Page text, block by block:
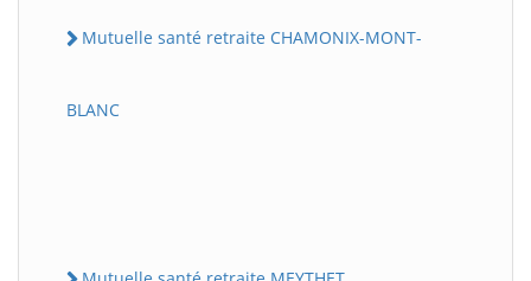
Mutuelle santé retraite CHAMONIX-MONT-
BLANC